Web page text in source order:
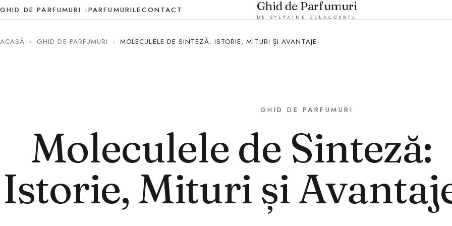
GHID DE PARFUMURI PARFUMURILECONTACT Ghid de Parfumuri
DE SYLVAINE DELACOURTE
ACASĂ › GHID DE PARFUMURI › MOLECULELE DE SINTEZĂ: ISTORIE, MITURI ȘI AVANTAJE
GHID DE PARFUMURI
Moleculele de Sinteză:
Istorie, Mituri și